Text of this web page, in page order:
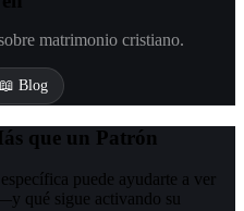
matrimonio cristiano.
📖 Blog
que un Patrón
puede ayudarte a ver
qué sigue activando su